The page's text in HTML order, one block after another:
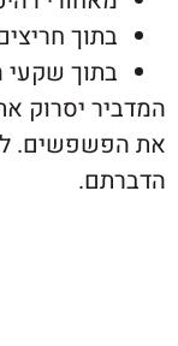
חריצים
שקעי החשמל
יסרוק את כלל
לאחר